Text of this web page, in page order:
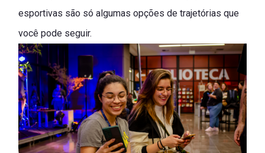
esportivas são só algumas opções de trajetórias que
você pode seguir.